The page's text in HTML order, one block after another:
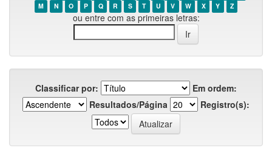
M
N O P Q R S T U V W X Y Z
ou entre com as primeiras letras:
Classificar por:
Em ordem:
Resultados/Página
Registro(s):